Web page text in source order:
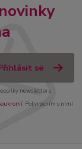
se
newsletteru.
. Potvrzením s nimi